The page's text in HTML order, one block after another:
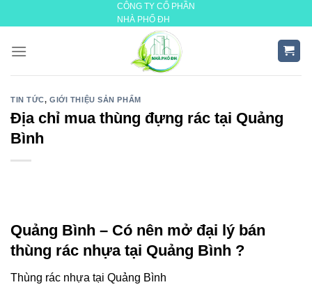
to
CÔNG TY CỔ PHẦN
NHÀ PHỐ ĐH
TIN TỨC,GIỚI THIỆU SẢN PHẨM
Địa chỉ mua thùng đựng rác tại Quảng
Bình
Quảng Bình – Có nên mở đại lý bán
thùng rác nhựa tại Quảng Bình ?
Thùng rác nhựa tại Quảng Bình